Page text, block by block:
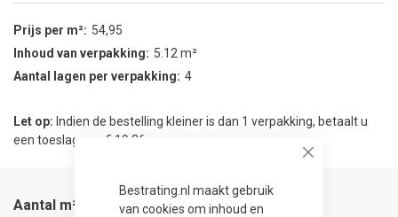
Bestrating.nl maakt gebruik
van cookies om inhoud en
Prijs per m²
54,95
Inhoud van verpakking
5.12 m²
Aantal lagen per verpakking
4
Let op: Indien de bestelling kleiner is dan 1 verpakking, betaalt u
een toeslag van € 19.36.
Aantal m²